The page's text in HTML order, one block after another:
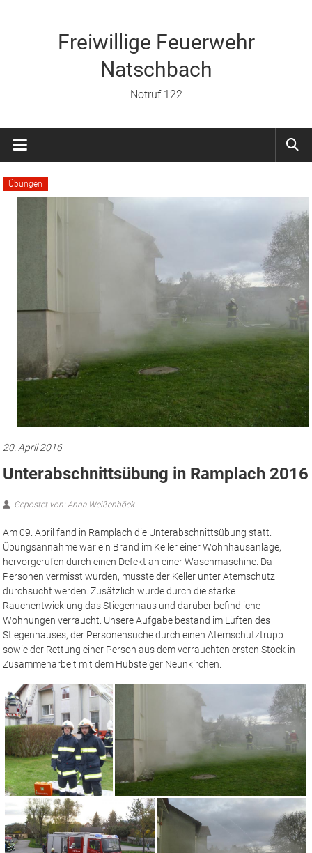
Freiwillige Feuerwehr
Natschbach
Notruf 122
Übungen
20. April 2016
Unterabschnittsübung in Ramplach 2016
Gepostet von: Anna Weißenböck
Am 09. April fand in Ramplach die Unterabschnittsübung statt.
Übungsannahme war ein Brand im Keller einer Wohnhausanlage,
hervorgerufen durch einen Defekt an einer Waschmaschine. Da
Personen vermisst wurden, musste der Keller unter Atemschutz
durchsucht werden. Zusätzlich wurde durch die starke
Rauchentwicklung das Stiegenhaus und darüber befindliche
Wohnungen verraucht. Unsere Aufgabe bestand im Lüften des
Stiegenhauses, der Personensuche durch einen Atemschutztrupp
sowie der Rettung einer Person aus dem verrauchten ersten Stock in
Zusammenarbeit mit dem Hubsteiger Neunkirchen.